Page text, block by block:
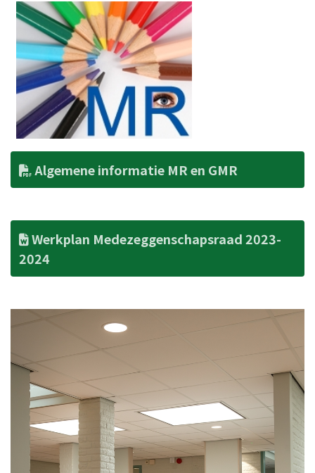
Algemene informatie MR en GMR
Werkplan Medezeggenschapsraad 2023-
2024